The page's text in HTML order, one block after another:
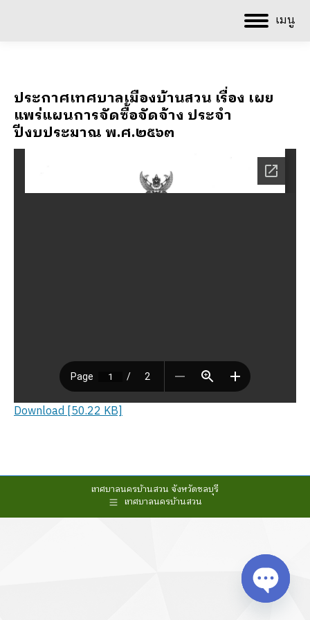
เมนู
ประกาศเทศบาลเมืองบ้านสวน เรื่อง เผย
แพร่แผนการจัดซื้อจัดจ้าง ประจำ
ปีงบประมาณ พ.ศ.๒๕๖๓
Download [50.22 KB]
เทศบาลนครบ้านสวน จังหวัดชลบุรี
เทศบาลนครบ้านสวน